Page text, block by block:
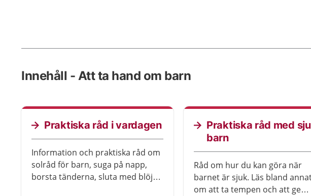
Innehåll - Att ta hand om barn
Praktiska råd i vardagen
Information och praktiska råd om
solråd för barn, suga på napp,
borsta tänderna, sluta med blöja,
Praktiska råd med
barn
Råd om hur du kan göra när
barnet är sjuk. Läs bland
om att ta tempen och att ge